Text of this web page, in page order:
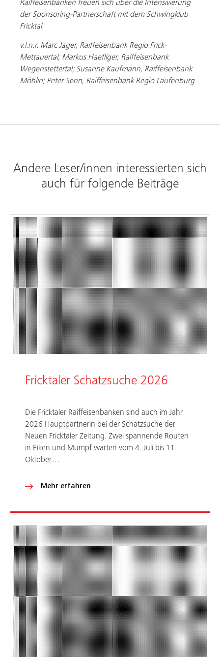
Raiffeisenbanken freuen sich über die Intensivierung
der Sponsoring-Partnerschaft mit dem Schwingklub
Fricktal.
v.l.n.r. Marc Jäger, Raiffeisenbank Regio Frick-
Mettauertal; Markus Haefliger, Raiffeisenbank
Wegenstettertal; Susanne Kaufmann, Raiffeisenbank
Möhlin; Peter Senn, Raiffeisenbank Regio Laufenburg
Andere Leser/innen interessierten sich
auch für folgende Beiträge
Fricktaler Schatzsuche 2026
Die Fricktaler Raiffeisenbanken sind auch im Jahr
2026 Hauptpartnerin bei der Schatzsuche der
Neuen Fricktaler Zeitung. Zwei spannende Routen
in Eiken und Mumpf warten vom 4. Juli bis 11.
Oktober…
Mehr erfahren